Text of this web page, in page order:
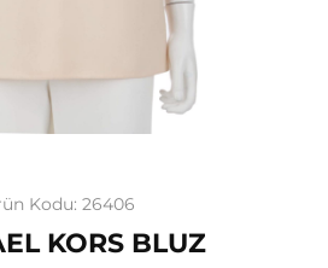
Kodu: 26406
KORS BLUZ